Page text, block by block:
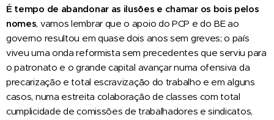
É tempo de abandonar as ilusões e chamar os bois pelos
nomes, vamos lembrar que o apoio do PCP e do BE ao
governo resultou em quase dois anos sem greves; o país
viveu uma onda reformista sem precedentes que serviu para
o patronato e o grande capital avançar numa ofensiva da
precarização e total escravização do trabalho e em alguns
casos, numa estreita colaboração de classes com total
cumplicidade de comissões de trabalhadores e sindicatos,